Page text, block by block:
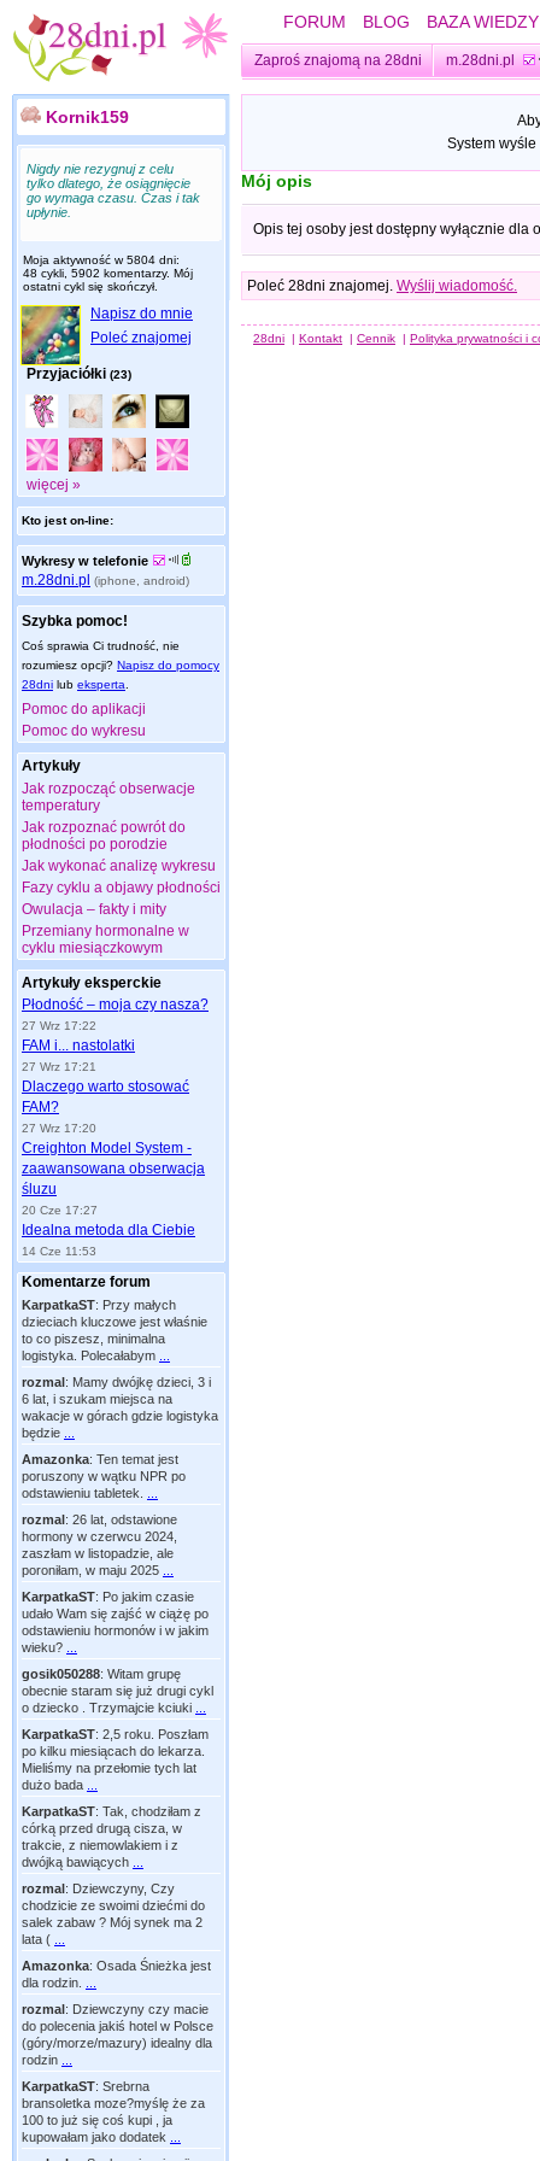
FORUM BLOG BAZA WIEDZY
Zaproś znajomą na 28dni m.28dni.pl
Kornik159
Nigdy nie rezygnuj z celu
tylko dlatego, że osiągnięcie
go wymaga czasu. Czas i tak
upłynie.
Moja aktywność w 5804 dni:
48 cykli, 5902 komentarzy. Mój
ostatni cykl się skończył.
Napisz do mnie
Poleć znajomej
Przyjaciółki (23)
więcej »
Kto jest on-line:
Wykresy w telefonie
m.28dni.pl (iphone, android)
Szybka pomoc!
Coś sprawia Ci trudność, nie
rozumiesz opcji? Napisz do pomocy
28dni lub eksperta
Pomoc do aplikacji
Pomoc do wykresu
Artykuły
Jak rozpocząć obserwacje
temperatury
Jak rozpoznać powrót do
płodności po porodzie
Jak wykonać analizę wykresu
Fazy cyklu a objawy płodności
Owulacja – fakty i mity
Przemiany hormonalne w
cyklu miesiączkowym
Artykuły eksperckie
Płodność – moja czy nasza?
27 Wrz 17:22
FAM i... nastolatki
27 Wrz 17:21
Dlaczego warto stosować
FAM?
27 Wrz 17:20
Creighton Model System -
zaawansowana obserwacja
śluzu
20 Cze 17:27
Idealna metoda dla Ciebie
14 Cze 11:53
Komentarze forum
KarpatkaST: Przy małych
dzieciach kluczowe jest właśnie
to co piszesz, minimalna
logistyka. Polecałabym
rozmal: Mamy dwójkę dzieci, 3 i
6 lat, i szukam miejsca na
wakacje w górach gdzie logistyka
będzie
Amazonka: Ten temat jest
poruszony w wątku NPR po
odstawieniu tabletek.
rozmal: 26 lat, odstawione
hormony w czerwcu 2024,
zaszłam w listopadzie, ale
poroniłam, w maju 2025
KarpatkaST: Po jakim czasie
udało Wam się zajść w ciążę po
odstawieniu hormonów i w jakim
wieku?
gosik050288: Witam grupę
obecnie staram się już drugi cykl
o dziecko . Trzymajcie kciuki
KarpatkaST: 2,5 roku. Poszłam
po kilku miesiącach do lekarza.
Mieliśmy na przełomie tych lat
dużo bada
KarpatkaST: Tak, chodziłam z
córką przed drugą cisza, w
trakcie, z niemowlakiem i z
dwójką bawiących
rozmal: Dziewczyny, Czy
chodzicie ze swoimi dziećmi do
salek zabaw ? Mój synek ma 2
lata (
Amazonka: Osada Śnieżka jest
dla rodzin.
rozmal: Dziewczyny czy macie
do polecenia jakiś hotel w Polsce
(góry/morze/mazury) idealny dla
rodzin
KarpatkaST: Srebrna
bransoletka moze?myślę że za
100 to już się coś kupi , ja
kupowałam jako dodatek
System
Mój opis
Opis tej osoby jest dostępny wyłącznie dla
Poleć 28dni znajomej. Wyślij wiadomość.
28dni | Kontakt | Cennik | Polityka prywatności i